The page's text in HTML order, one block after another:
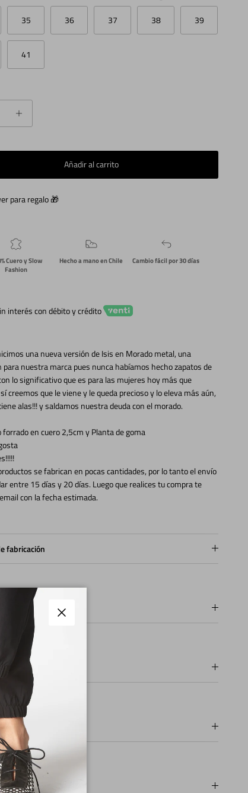
35 36 37 38 39
41
Añadir al carrito
para regalo 🎁
Cuero y Slow
Fashion
Hecho a mano en Chile Cambio fácil por 30 días
interés con débito y crédito
una nueva versión de Isis en Morado metal, una
para nuestra marca pues nunca habíamos hecho zapatos de
lo significativo que es para las mujeres hoy más que
creemos que le viene y le queda precioso y lo eleva más aún,
alas!!! y saldamos nuestra deuda con el morado.
forrado en cuero 2,5cm y Planta de goma
olvides!!!!!
se fabrican en pocas cantidades, por lo tanto el envío
entre 15 días y 20 días. Luego que realices tu compra te
con la fecha estimada.
fabricación
Zapato